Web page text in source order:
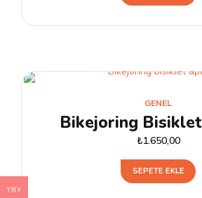
GENEL
Bikejoring
₺1.650,00
SEPETE EKLE
TRY